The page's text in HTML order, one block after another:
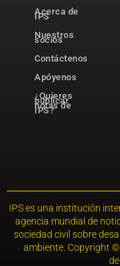
Acerca de
IPS
Nuestros
socios
Contáctenos
Apóyenos
¿Quieres
publicar
notas de
IPS?
IPS es una institución
agencia mundial de
sociedad civil sobre
ambiente. Copyright ©